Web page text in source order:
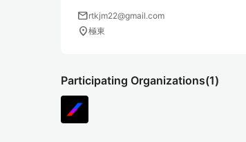
mailrtkjm22@gmail.com
location_on極東
Participating Organizations(1)